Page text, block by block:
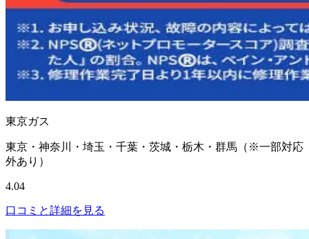
東京ガス
東京・神奈川・埼玉・千葉・茨城・栃木・群馬（※一部対応
外あり）
4.04
口コミと詳細を見る